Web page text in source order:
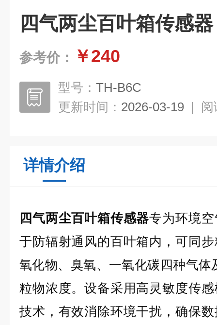
四气两尘百叶箱传感器
参考价： ￥240
型号： TH-B6C
更新时间： 2026-03-19 | 阅
详情介绍
四气两尘百叶箱传感器专为环境
于防辐射通风的百叶箱内，可同
氧化物、臭氧、一氧化碳四种气体
粒物浓度。设备采用高灵敏度传
技术，有效消除环境干扰，确保